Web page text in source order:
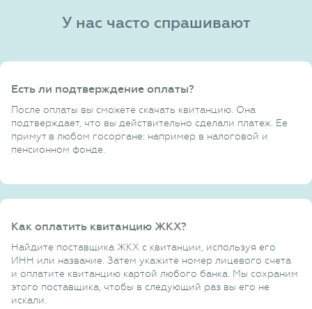
У нас часто спрашивают
Есть ли подтверждение оплаты?
После оплаты вы сможете скачать квитанцию. Она
подтверждает, что вы действительно сделали платеж. Ее
примут в любом госоргане: например в налоговой и
пенсионном фонде.
Как оплатить квитанцию ЖКХ?
Найдите поставщика ЖКХ с квитанции, используя его
ИНН или название. Затем укажите номер лицевого счета
и оплатите квитанцию картой любого банка. Мы сохраним
этого поставщика, чтобы в следующий раз вы его не
искали.